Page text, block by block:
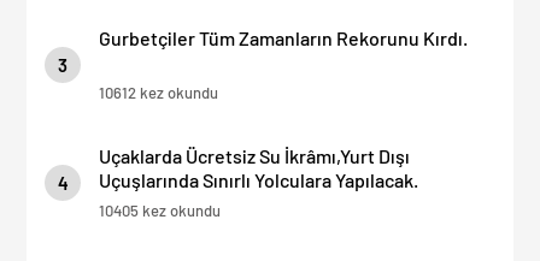
3
Gurbetçiler Tüm Zamanların Rekorunu Kırdı.
10612 kez okundu
4
Uçaklarda Ücretsiz Su İkrâmı,Yurt Dışı
Uçuşlarında Sınırlı Yolculara Yapılacak.
10405 kez okundu